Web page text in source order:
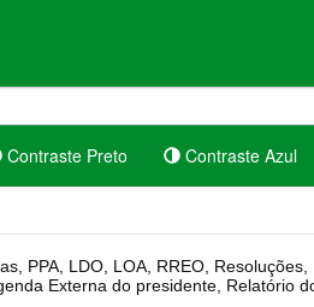
Contraste Preto Contraste Azul